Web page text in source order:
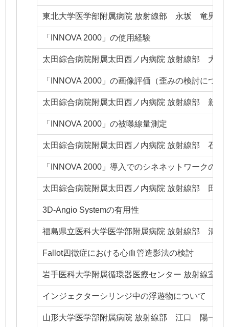
東北大学医学部附属病院 放射線部 永坂 竜男
「INNOVA 2000」の使用経験
太田綜合病院附属太田西ノ内病院 放射線部 大
「INNOVA 2000」の画像評価（歪みの検討につい
太田綜合病院附属太田西ノ内病院 放射線部 新
「INNOVA 2000」の被曝線量測定
太田綜合病院附属太田西ノ内病院 放射線部 石
「INNOVA 2000」導入でのシネネットワークの構
太田綜合病院附属太田西ノ内病院 放射線部 田
3D-Angio Systemの有用性
福島県立医科大学医学部附属病院 放射線部 清
Fallot四徴症における心血管造影法の検討
岩手医科大学附属循環器医療センター 放射線
インジェクターシリンジ中の浮遊物について
山形大学医学部附属病院 放射線部 江口 陽一